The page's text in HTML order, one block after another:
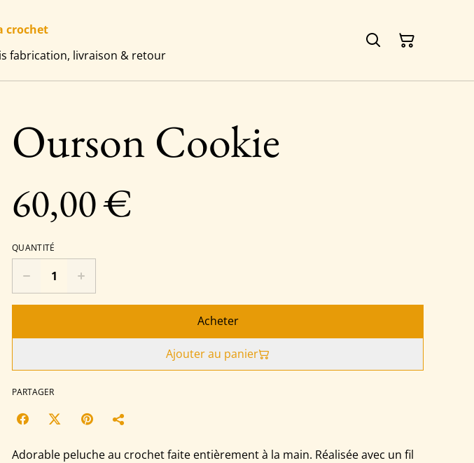
crochet
fabrication, livraison & retour
Ourson Cookie
60,00 €
QUANTITÉ
Acheter
Ajouter au panier
PARTAGER
Adorable peluche au crochet faite entièrement à la main. Réalisée avec un fil